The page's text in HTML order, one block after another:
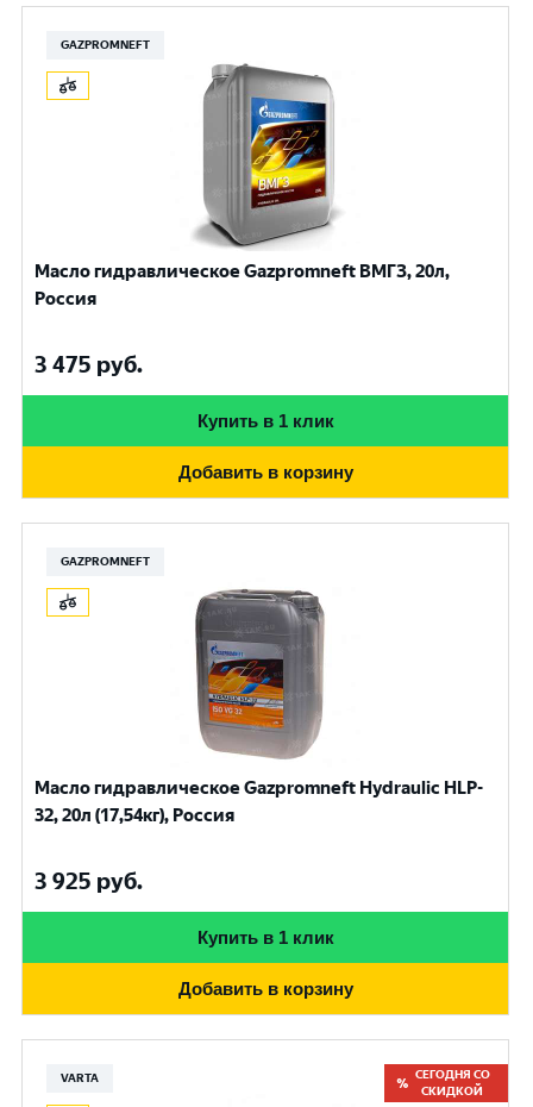
GAZPROMNEFT
Масло гидравлическое Gazpromneft ВМГЗ, 20л,
Россия
3 475 руб.
Купить в 1 клик
Добавить в корзину
GAZPROMNEFT
Масло гидравлическое Gazpromneft Hydraulic HLP-
32, 20л (17,54кг), Россия
3 925 руб.
Купить в 1 клик
Добавить в корзину
VARTA
СЕГОДНЯ СО
СКИДКОЙ